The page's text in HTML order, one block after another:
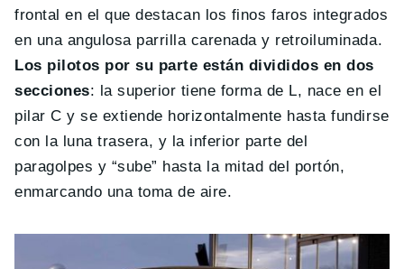
frontal en el que destacan los finos faros integrados
en una angulosa parrilla carenada y retroiluminada.
Los pilotos por su parte están divididos en dos
secciones: la superior tiene forma de L, nace en el
pilar C y se extiende horizontalmente hasta fundirse
con la luna trasera, y la inferior parte del
paragolpes y “sube” hasta la mitad del portón,
enmarcando una toma de aire.